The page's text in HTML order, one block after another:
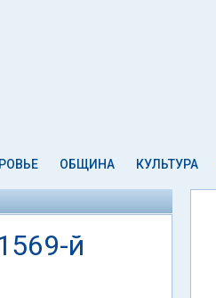
ОБЩИНА КУЛЬТУРА
й